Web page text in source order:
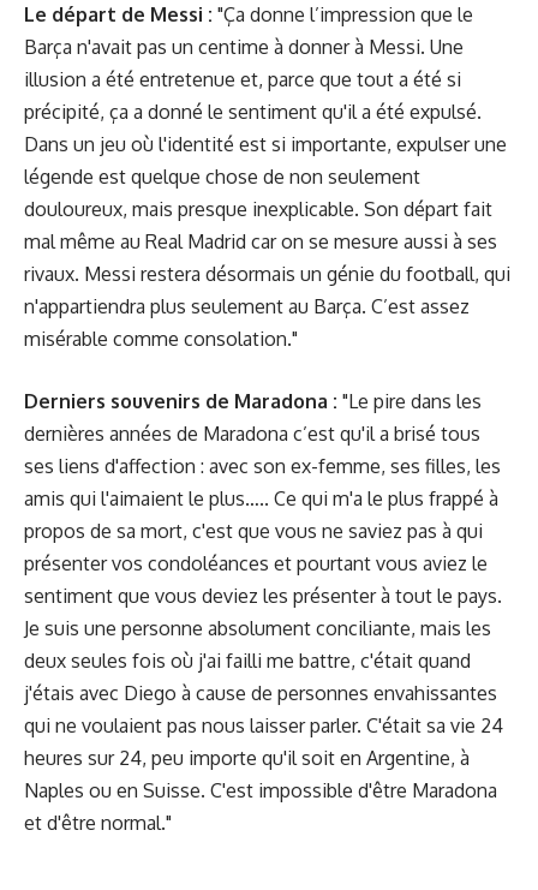
Le départ de Messi : "Ça donne l’impression que le
Barça n'avait pas un centime à donner à Messi. Une
illusion a été entretenue et, parce que tout a été si
précipité, ça a donné le sentiment qu'il a été expulsé.
Dans un jeu où l'identité est si importante, expulser une
légende est quelque chose de non seulement
douloureux, mais presque inexplicable. Son départ fait
mal même au Real Madrid car on se mesure aussi à ses
rivaux. Messi restera désormais un génie du football, qui
n'appartiendra plus seulement au Barça. C’est assez
misérable comme consolation."
Derniers souvenirs de Maradona : "Le pire dans les
dernières années de Maradona c’est qu'il a brisé tous
ses liens d'affection : avec son ex-femme, ses filles, les
amis qui l'aimaient le plus….. Ce qui m'a le plus frappé à
propos de sa mort, c'est que vous ne saviez pas à qui
présenter vos condoléances et pourtant vous aviez le
sentiment que vous deviez les présenter à tout le pays.
Je suis une personne absolument conciliante, mais les
deux seules fois où j'ai failli me battre, c'était quand
j'étais avec Diego à cause de personnes envahissantes
qui ne voulaient pas nous laisser parler. C'était sa vie 24
heures sur 24, peu importe qu'il soit en Argentine, à
Naples ou en Suisse. C'est impossible d'être Maradona
et d'être normal."